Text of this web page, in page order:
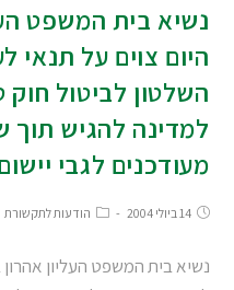
נשיא בית המשפט
היום צוים על תנאי
השלטון לביטול
למדינה להגיש תוך
מעודכנים לגבי
14 ביולי 2004 הודעות לתקשורת
נשיא בית המשפט העליון